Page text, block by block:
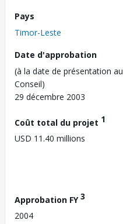
Pays
Timor-Leste
Date d'approbation
(à la date de présentation au
Conseil)
29 décembre 2003
Coût total du projet 1
USD 11.40 millions
Approbation FY3
2004